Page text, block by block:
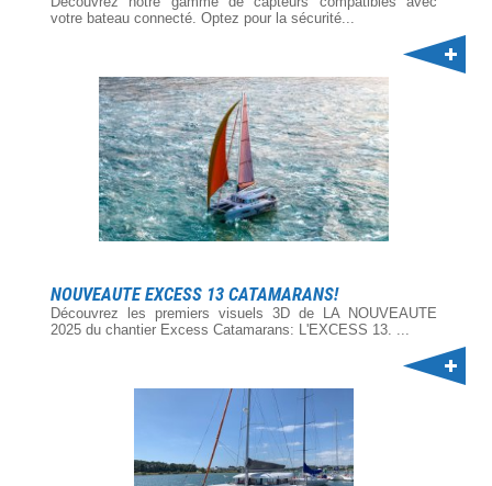
votre bateau connecté. Optez pour la sécurité...
NOUVEAUTE EXCESS 13 CATAMARANS!
Découvrez les premiers visuels 3D de LA NOUVEAUTE
2025 du chantier Excess Catamarans: L'EXCESS 13. ...